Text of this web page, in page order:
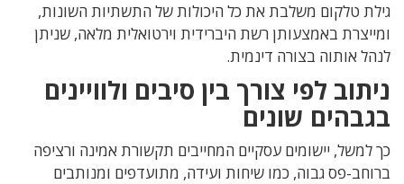
גילת טלקום משלבת את כל היכולות של התשתיות השונות,
ומייצרת באמצעותן רשת היברידית וירטואלית מלאה, שניתן
לנהל אותוה בצורה דינמית.
ניתוב לפי צורך בין סיבים ולוויינים
בגבהים שונים
כך למשל, יישומים עסקיים המחייבים תקשורת אמינה ורציפה
ברוחב-פס גבוה, כמו שיחות ועידה, מתועדפים ומנותבים